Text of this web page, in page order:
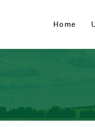
Home
Home